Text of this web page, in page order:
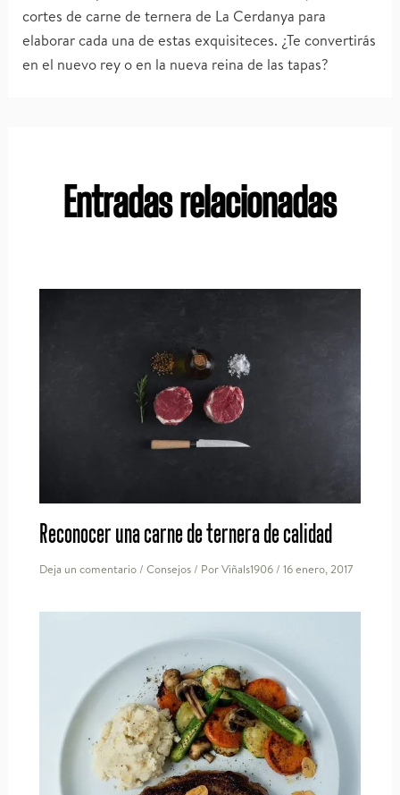
cortes de carne de ternera de La Cerdanya para
elaborar cada una de estas exquisiteces. ¿Te convertirás
en el nuevo rey o en la nueva reina de las tapas?
Entradas relacionadas
Reconocer una carne de ternera de calidad
Deja un comentario / Consejos/ PorViñals1906 / 16 enero, 2017